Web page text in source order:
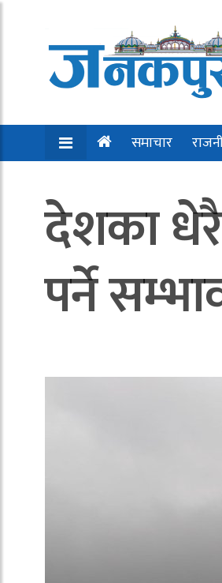
समाचार
देशका धेरै
पर्ने